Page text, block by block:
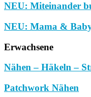
NEU: Miteinander
NEU: Mama &
Erwachsene
Nähen – Häkeln –
Patchwork Nähen